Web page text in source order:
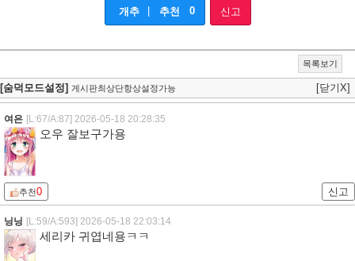
개추 추천 0 신고
목록보기
[숨덕모드설정] 게시판최상단항상설정가능 [닫기X]
여은 [L:67/A:87] 2026-05-18 20:28:35
오우 잘보구가용
추천0 신고
닝닝 [L:59/A:593] 2026-05-18 22:03:14
세리카 귀엽네용ㅋㅋ